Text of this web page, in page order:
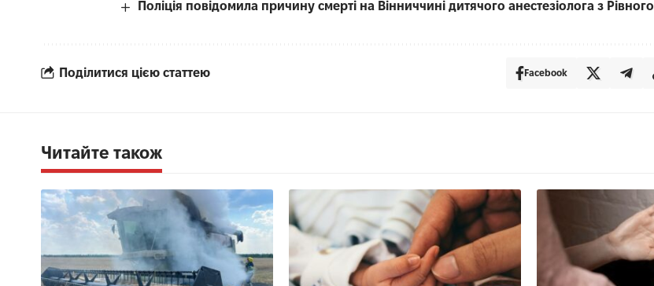
Поліція повідомила причину смерті на Вінниччині дитячого анестезіолога з Рівного
Поділитися цією статтею Facebook
Читайте також